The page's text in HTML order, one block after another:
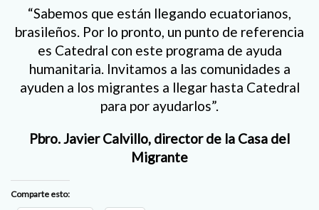
“Sabemos que están llegando ecuatorianos,
brasileños. Por lo pronto, un punto de referencia
es Catedral con este programa de ayuda
humanitaria. Invitamos a las comunidades a
ayuden a los migrantes a llegar hasta Catedral
para por ayudarlos”.
Pbro. Javier Calvillo, director de la Casa del
Migrante
Comparte esto: